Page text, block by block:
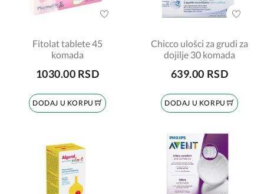
Fitolat tablete 45
komada
1030.00 RSD
DODAJ U KORPU
Chicco ulošci za grudi za
dojilje 30 komada
639.00 RSD
DODAJ U KORPU